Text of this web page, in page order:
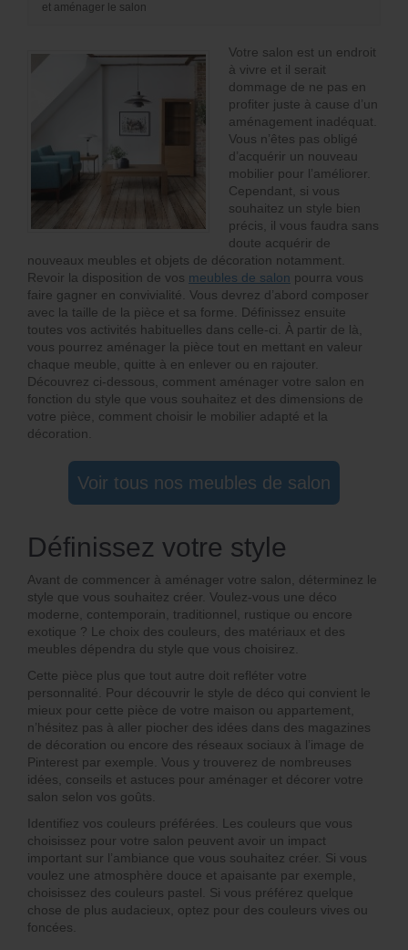
et aménager le salon
Votre salon est un endroit
à vivre et il serait
dommage de ne pas en
profiter juste à cause d’un
aménagement inadéquat.
Vous n’êtes pas obligé
d’acquérir un nouveau
mobilier pour l’améliorer.
Cependant, si vous
souhaitez un style bien
précis, il vous faudra sans
doute acquérir de
nouveaux meubles et objets de décoration notamment.
Revoir la disposition de vos meubles de salon pourra vous
faire gagner en convivialité. Vous devrez d’abord composer
avec la taille de la pièce et sa forme. Définissez ensuite
toutes vos activités habituelles dans celle-ci. À partir de là,
vous pourrez aménager la pièce tout en mettant en valeur
chaque meuble, quitte à en enlever ou en rajouter.
Découvrez ci-dessous, comment aménager votre salon en
fonction du style que vous souhaitez et des dimensions de
votre pièce, comment choisir le mobilier adapté et la
décoration.
Voir tous nos meubles de salon
Définissez votre style
Avant de commencer à aménager votre salon, déterminez le
style que vous souhaitez créer. Voulez-vous une déco
moderne, contemporain, traditionnel, rustique ou encore
exotique ? Le choix des couleurs, des matériaux et des
meubles dépendra du style que vous choisirez.
Cette pièce plus que tout autre doit refléter votre
personnalité. Pour découvrir le style de déco qui convient le
mieux pour cette pièce de votre maison ou appartement,
n’hésitez pas à aller piocher des idées dans des magazines
de décoration ou encore des réseaux sociaux à l’image de
Pinterest par exemple. Vous y trouverez de nombreuses
idées, conseils et astuces pour aménager et décorer votre
salon selon vos goûts.
Identifiez vos couleurs préférées. Les couleurs que vous
choisissez pour votre salon peuvent avoir un impact
important sur l’ambiance que vous souhaitez créer. Si vous
voulez une atmosphère douce et apaisante par exemple,
choisissez des couleurs pastel. Si vous préférez quelque
chose de plus audacieux, optez pour des couleurs vives ou
foncées.